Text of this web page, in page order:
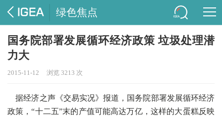
绿色焦点
国务院部署发展循环经济政策 垃圾处理潜
力大
2015-11-12 浏览 3213 次
据经济之声《交易实况》报道，国务院部署发展循环经济
政策，“十二五”末的产值可能高达万亿，这样的大蛋糕反映